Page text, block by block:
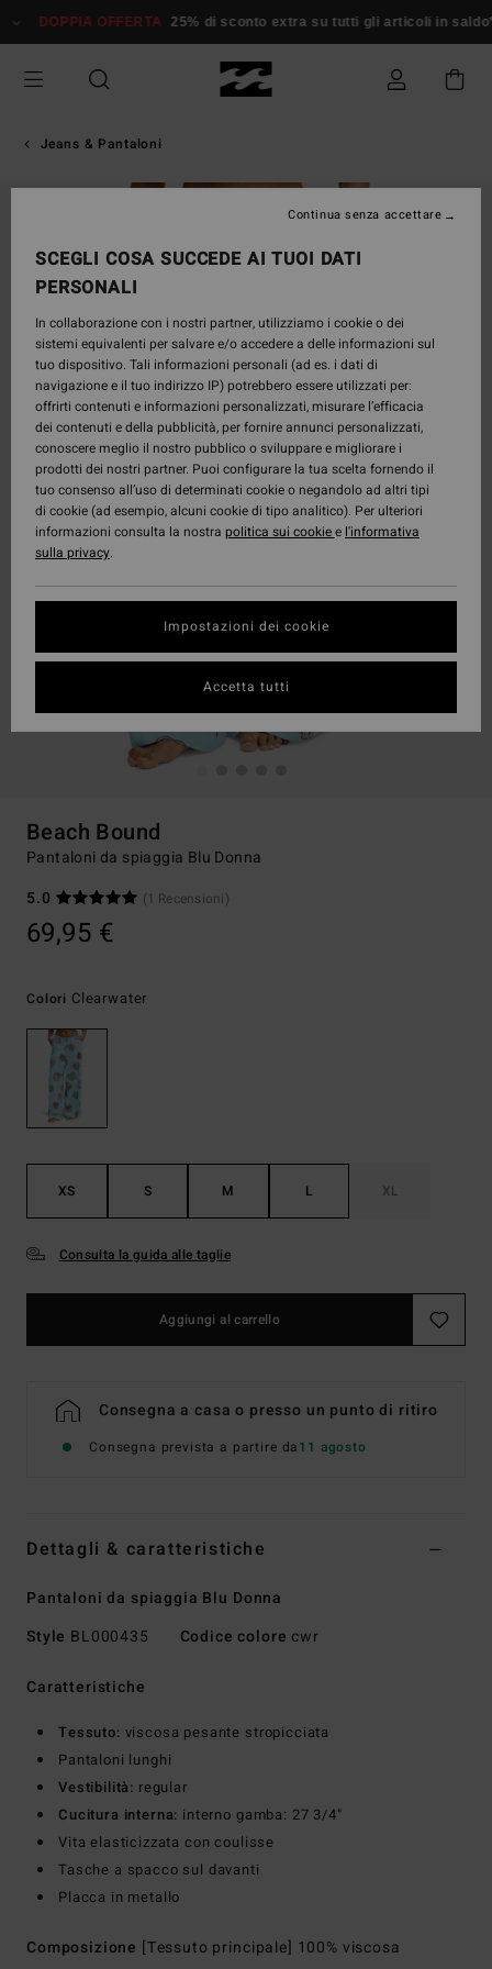
alle
prodotto
DOPPIA OFFERTA 25% di sconto extra su tutti gli articoli in saldo*
Jeans & Pantaloni
Beach Bound
Pantaloni da spiaggia Blu Donna
5.0
(1 Recensioni)
69,95 €
Colori Clearwater
XS S M L XL
Consulta la guida alle taglie
Aggiungi al carrello
Consegna a casa o presso un punto di ritiro
Consegna prevista a partire da11 agosto
Dettagli & caratteristiche
Pantaloni da spiaggia Blu Donna
Style BL000435 Codice colore cwr
Caratteristiche
Tessuto: viscosa pesante stropicciata
Pantaloni lunghi
Vestibilità: regular
Cucitura interna: interno gamba: 27 3/4"
Vita elasticizzata con coulisse
Tasche a spacco sul davanti
Placca in metallo
Composizione [Tessuto principale] 100% viscosa
SCEGLI COSA SUCCEDE AI TUOI DATI
PERSONALI
In collaborazione con i nostri partner, utilizziamo i cookie o dei
sistemi equivalenti per salvare e/o accedere a delle informazioni sul
tuo dispositivo. Tali informazioni personali (ad es. i dati di
navigazione e il tuo indirizzo IP) potrebbero essere utilizzati per:
offrirti contenuti e informazioni personalizzati, misurare l’efficacia
dei contenuti e della pubblicità, per fornire annunci personalizzati,
conoscere meglio il nostro pubblico o sviluppare e migliorare i
prodotti dei nostri partner. Puoi configurare la tua scelta fornendo il
tuo consenso all’uso di determinati cookie o negandolo ad altri tipi
di cookie (ad esempio, alcuni cookie di tipo analitico). Per ulteriori
informazioni consulta la nostra politica sui cookiee l'informativa
sulla privacy.
Impostazioni dei cookie
Continua senza accettare
Accetta tutti